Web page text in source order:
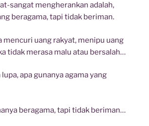
sangat mengherankan adalah,
beragama, tapi tidak beriman.
mencuri uang rakyat, menipu uang
tidak merasa malu atau bersalah…
apa gunanya agama yang
beragama, tapi tidak beriman…